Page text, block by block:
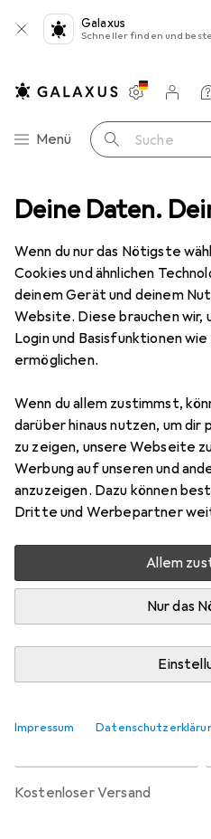
Deine Daten.
Wenn du nur das Nötigste
Cookies und ähnlichen
deinem Gerät und deinem
Website. Diese brauchen wir,
Login und Basisfunktionen
ermöglichen.
Wenn du allem zustimmst,
darüber hinaus nutzen, um
zu zeigen, unsere Webseite
Werbung auf unseren und
anzuzeigen. Dazu können
Dritte und Werbepartner
Allem
Nur das
Impressum
Galaxus
Schneller finden und
Navigation nach Kategorien
Menü Suche
Einstellungen
Kundenkonto
Merklisten
Warenkorb
Tierbedarf Katze
10
TrixieKletterleiter
Preis in EUR inkl. MwSt.
EUR
53,01
39
Bewertungen
Zwischen Mi, 26.8. und
Mehr als 10 Stück an
Benachrichtigen, wenn
Lieferort angeben für
kostenloser Versand